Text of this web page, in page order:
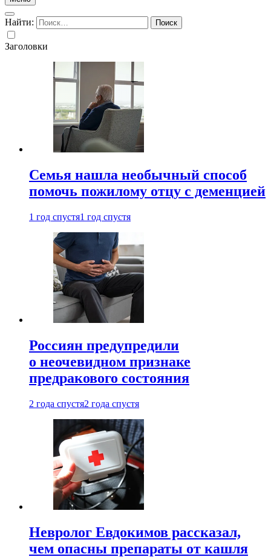
Найти:
Заголовки
Семья нашла необычный способ
помочь пожилому отцу с деменцией
1 год спустя1 год спустя
Россиян предупредили
о неочевидном признаке
предракового состояния
2 года спустя2 года спустя
Невролог Евдокимов рассказал,
чем опасны препараты от кашля